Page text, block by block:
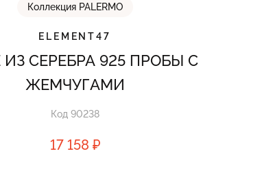
Коллекция PALERMO
ELEMENT47
ИЗ СЕРЕБРА 925 ПРОБЫ С
ЖЕМЧУГАМИ
Код 90238
17 158 ₽